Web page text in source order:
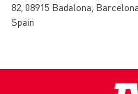
82, 08915 Badalona, Barcelona,
Spain